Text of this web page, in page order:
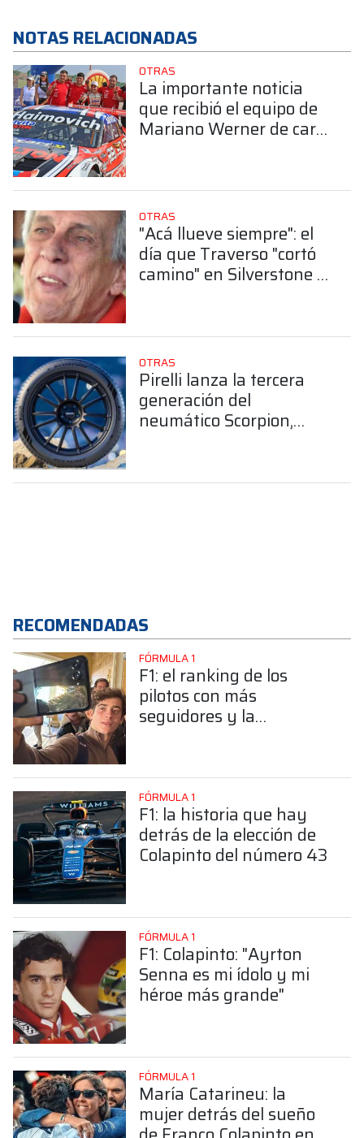
NOTAS RELACIONADAS
OTRAS
La importante noticia
que recibió el equipo de
Mariano Werner de cara
OTRAS
"Acá llueve siempre": el
día que Traverso "cortó
camino" en Silverstone y
OTRAS
Pirelli lanza la tercera
generación del
neumático Scorpion,
RECOMENDADAS
FÓRMULA 1
F1: el ranking de los
pilotos con más
seguidores y la
FÓRMULA 1
F1: la historia que hay
detrás de la elección de
Colapinto del número 43
FÓRMULA 1
F1: Colapinto: "Ayrton
Senna es mi ídolo y mi
héroe más grande"
FÓRMULA 1
María Catarineu: la
mujer detrás del sueño